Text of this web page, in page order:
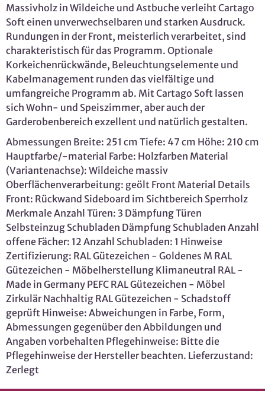
Massivholz in Wildeiche und Astbuche verleiht Cartago
Soft einen unverwechselbaren und starken Ausdruck.
Rundungen in der Front, meisterlich verarbeitet, sind
charakteristisch für das Programm. Optionale
Korkeichenrückwände, Beleuchtungselemente und
Kabelmanagement runden das vielfältige und
umfangreiche Programm ab. Mit Cartago Soft lassen
sich Wohn- und Speiszimmer, aber auch der
Garderobenbereich exzellent und natürlich gestalten.
Abmessungen Breite: 251 cm Tiefe: 47 cm Höhe: 210 cm
Hauptfarbe/-material Farbe: Holzfarben Material
(Variantenachse): Wildeiche massiv
Oberflächenverarbeitung: geölt Front Material Details
Front: Rückwand Sideboard im Sichtbereich Sperrholz
Merkmale Anzahl Türen: 3 Dämpfung Türen
Selbsteinzug Schubladen Dämpfung Schubladen Anzahl
offene Fächer: 12 Anzahl Schubladen: 1 Hinweise
Zertifizierung: RAL Gütezeichen - Goldenes M RAL
Gütezeichen - Möbelherstellung Klimaneutral RAL -
Made in Germany PEFC RAL Gütezeichen - Möbel
Zirkulär Nachhaltig RAL Gütezeichen - Schadstoff
geprüft Hinweise: Abweichungen in Farbe, Form,
Abmessungen gegenüber den Abbildungen und
Angaben vorbehalten Pflegehinweise: Bitte die
Pflegehinweise der Hersteller beachten. Lieferzustand:
Zerlegt